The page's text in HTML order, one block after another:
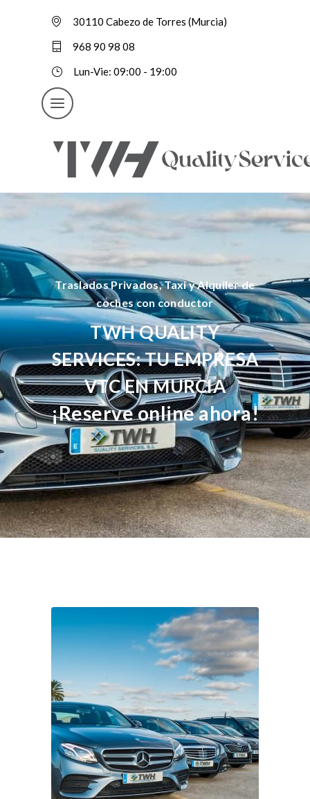
30110 Cabezo de Torres (Murcia)
968 90 98 08
Lun-Vie: 09:00 - 19:00
Traslados Privados, Taxi y Alquiler de
coches con conductor
TWH QUALITY
SERVICES: TU EMPRESA
VTC EN MURCIA
¡Reserve online ahora!